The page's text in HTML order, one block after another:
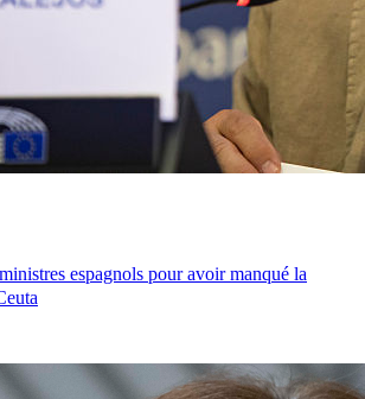
espagnols pour avoir manqué la